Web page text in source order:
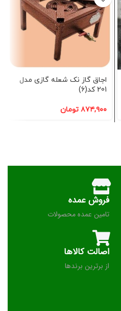
اجاق گاز نک شعله گازی مدل
201 کد(6)
۸۷۴,۹۰۰ تومان
فروش عمده
تامین عمده محصولات
اصالت کالاها
از برترین برندها